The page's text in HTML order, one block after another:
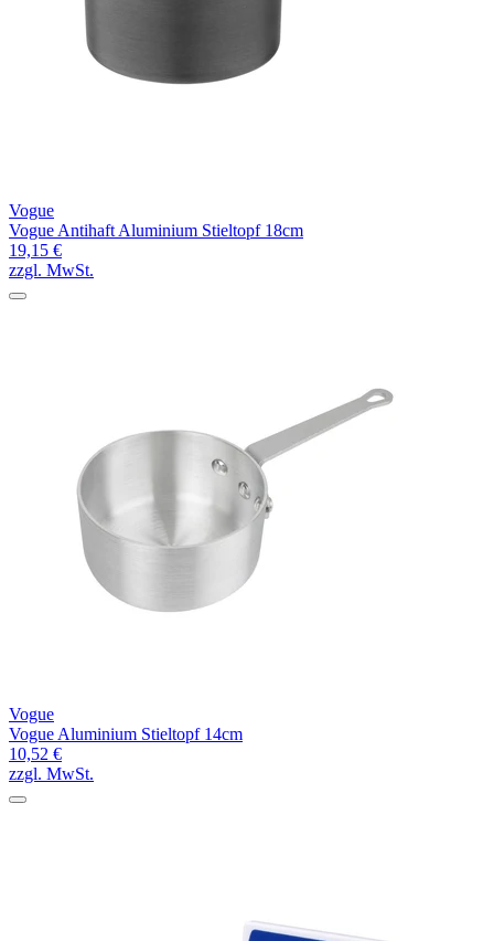
Vogue
Vogue Antihaft Aluminium Stieltopf 18cm
19,15 €
zzgl. MwSt.
Vogue
Vogue Aluminium Stieltopf 14cm
10,52 €
zzgl. MwSt.